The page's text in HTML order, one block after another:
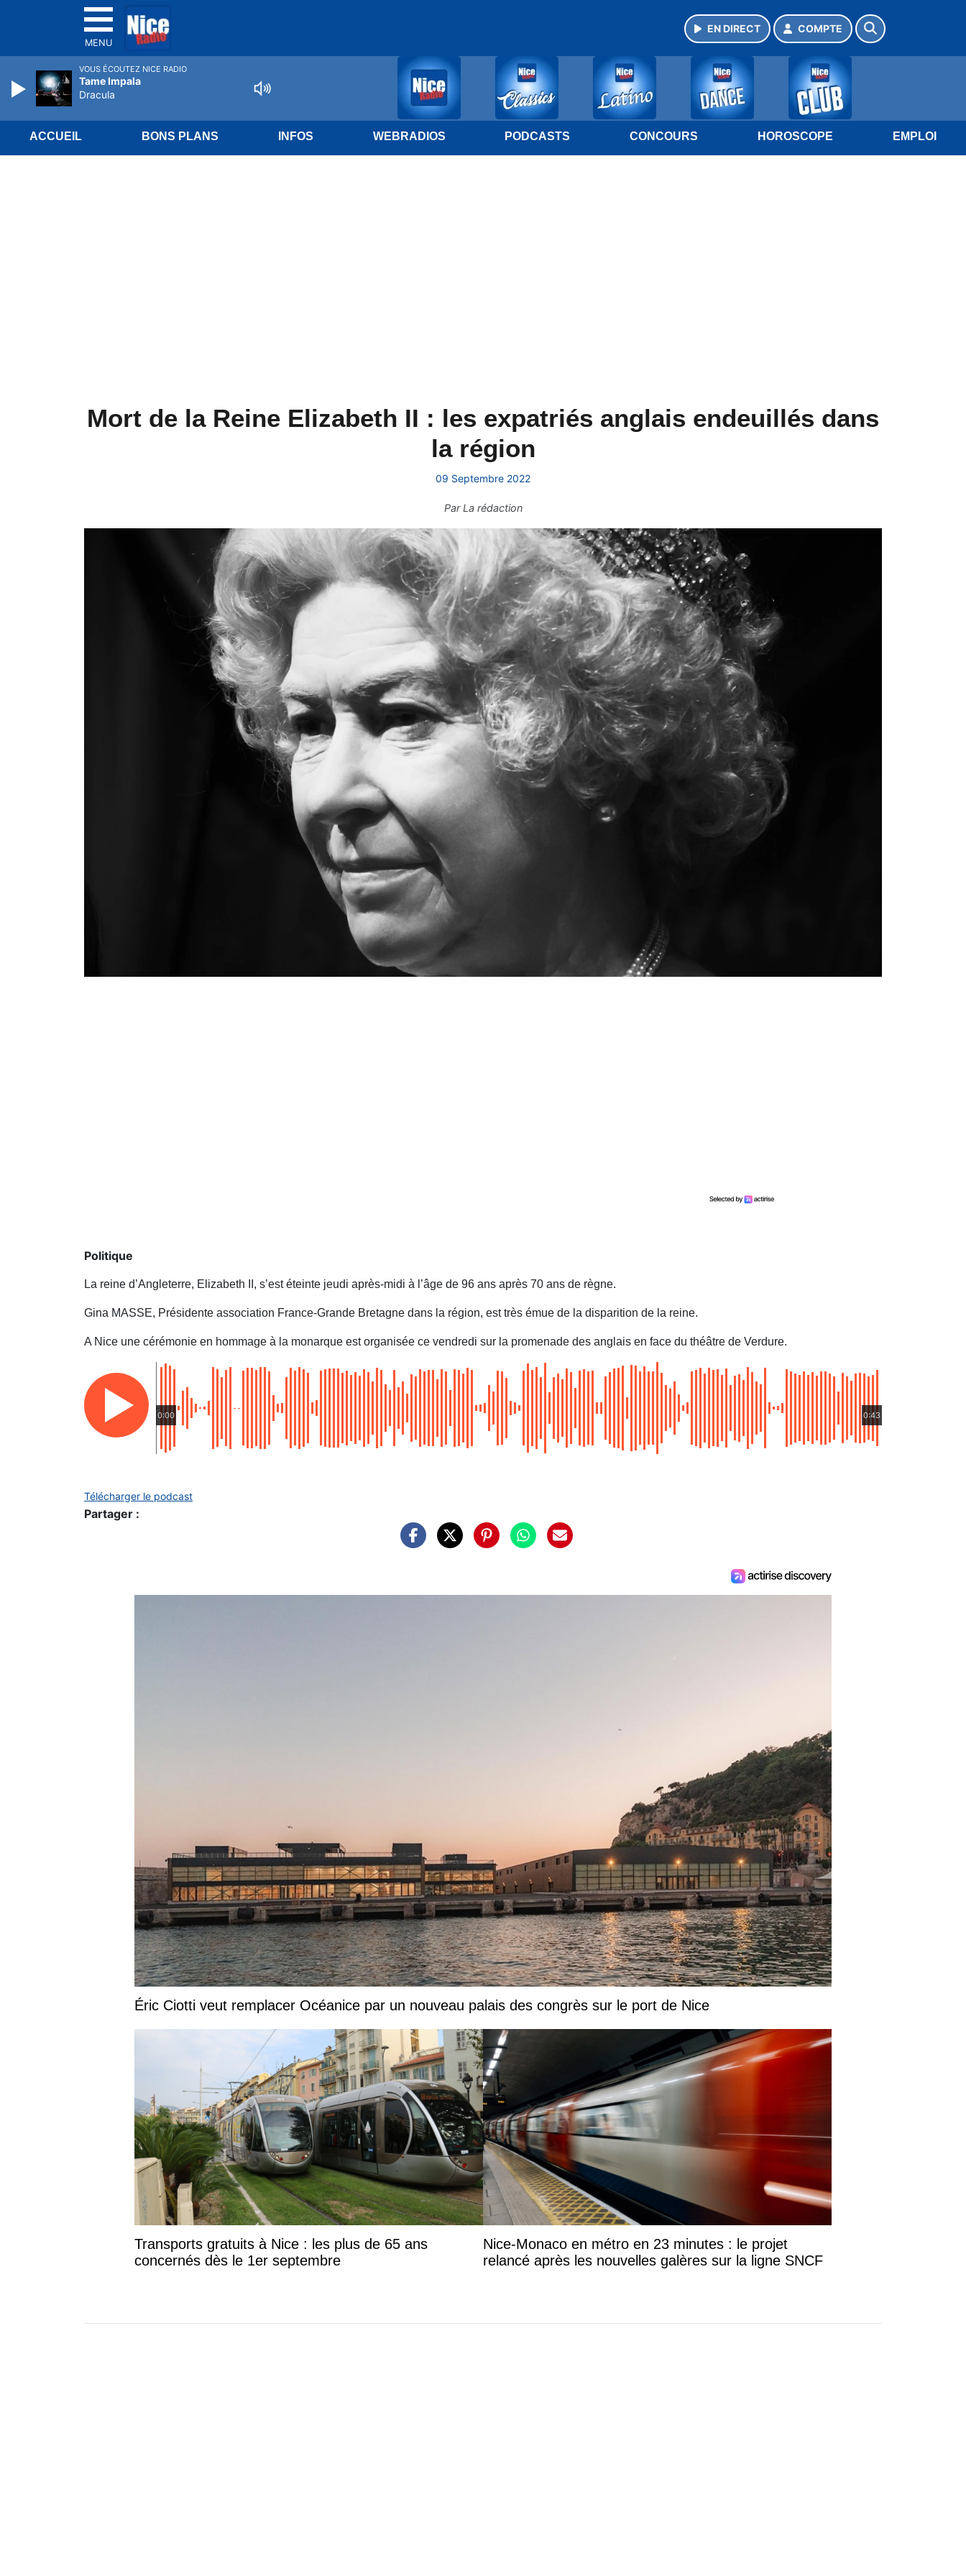
MENU
EN DIRECT COMPTE
ACCUEIL BONS PLANS INFOS WEBRADIOS PODCASTS CONCOURS HOROSCOPE EMPLOI
Mort de la Reine Elizabeth II : les expatriés anglais endeuillés dans
la région
09 Septembre 2022
ParLa rédaction
Politique
La reine d’Angleterre, Elizabeth II, s’est éteinte jeudi après-midi à l’âge de 96 ans après 70 ans de règne.
Gina MASSE, Présidente association France-Grande Bretagne dans la région, est très émue de la disparition de la reine.
A Nice une cérémonie en hommage à la monarque est organisée ce vendredi sur la promenade des anglais en face du théâtre de Verdure.
0:00 0:43
Télécharger le podcast
Partager :
Éric Ciotti veut remplacer Océanice par un nouveau palais des congrès sur le port de Nice
Transports gratuits à Nice : les plus de 65 ans
concernés dès le 1er septembre
Nice-Monaco en métro en 23 minutes : le projet
relancé après les nouvelles galères sur la ligne SNCF
VOUS ÉCOUTEZ NICE RADIO
Tame Impala
Dracula